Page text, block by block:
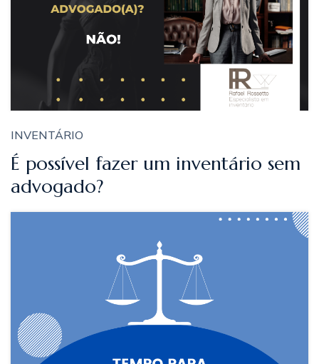
INVENTÁRIO
É possível fazer um inventário sem
advogado?